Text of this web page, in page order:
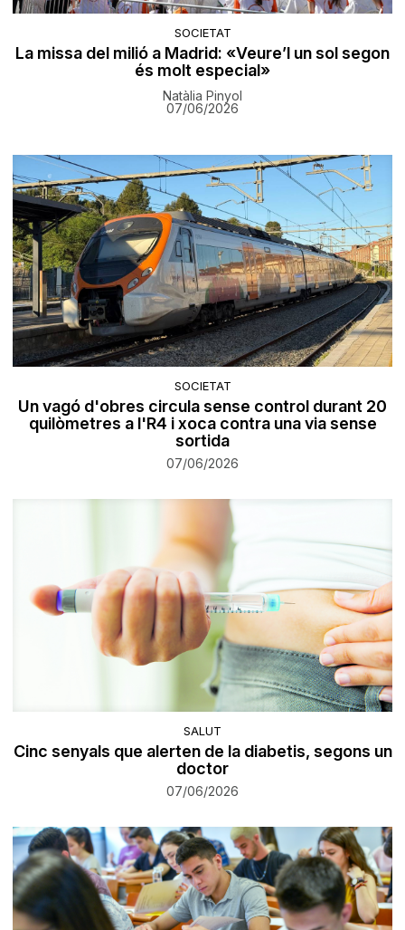
SOCIETAT
La missa del milió a Madrid: «Veure’l un sol segon
és molt especial»
Natàlia Pinyol
07/06/2026
SOCIETAT
Un vagó d'obres circula sense control durant 20
quilòmetres a l'R4 i xoca contra una via sense
sortida
07/06/2026
SALUT
Cinc senyals que alerten de la diabetis, segons un
doctor
07/06/2026